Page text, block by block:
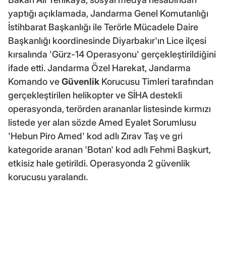
yaptığı açıklamada, Jandarma Genel Komutanlığı
İstihbarat Başkanlığı ile Terörle Mücadele Daire
Başkanlığı koordinesinde Diyarbakır'ın Lice ilçesi
kırsalında 'Gürz-14 Operasyonu' gerçekleştirildiğini
ifade etti. Jandarma Özel Harekat, Jandarma
Komando veGüvenlik Korucusu Timleri tarafından
gerçekleştirilen helikopter ve SİHA destekli
operasyonda, terörden arananlar listesinde kırmızı
listede yer alan sözde Amed Eyalet Sorumlusu
'Hebun Piro Amed' kod adlı Zırav Taş ve gri
kategoride aranan 'Botan' kod adlı Fehmi Başkurt,
etkisiz hale getirildi. Operasyonda 2 güvenlik
korucusu yaralandı.